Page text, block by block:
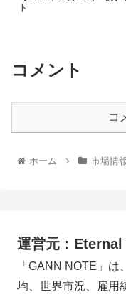
ト
コメント
コ
ホーム 市場情
運営元：Eternal
「GANN NOTE」
均、世界市況、雇用